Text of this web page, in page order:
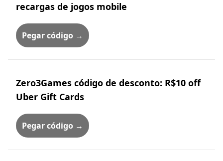
recargas de jogos mobile
Pegar código →
Zero3Games código de desconto: R$10 off
Uber Gift Cards
Pegar código →